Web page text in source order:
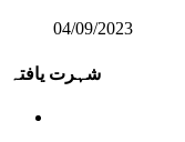
04/09/2023
شہرت یافتہ